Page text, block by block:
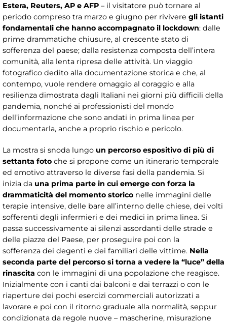
Estera, Reuters, AP e AFP – il visitatore può tornare al
periodo compreso tra marzo e giugno per rivivere gli istanti
fondamentali che hanno accompagnato il lockdown: dalle
prime drammatiche chiusure, al crescente stato di
sofferenza del paese; dalla resistenza composta dell’intera
comunità, alla lenta ripresa delle attività. Un viaggio
fotografico dedito alla documentazione storica e che, al
contempo, vuole rendere omaggio al coraggio e alla
resilienza dimostrata dagli Italiani nei giorni più difficili della
pandemia, nonché ai professionisti del mondo
dell’informazione che sono andati in prima linea per
documentarla, anche a proprio rischio e pericolo.
La mostra si snoda lungo un percorso espositivo di più di
settanta foto che si propone come un itinerario temporale
ed emotivo attraverso le diverse fasi della pandemia. Si
inizia da una prima parte in cui emerge con forza la
drammaticità del momento storico nelle immagini delle
terapie intensive, delle bare all’interno delle chiese, dei volti
sofferenti degli infermieri e dei medici in prima linea. Si
passa successivamente ai silenzi assordanti delle strade e
delle piazze del Paese, per proseguire poi con la
sofferenza dei degenti e dei familiari delle vittime. Nella
seconda parte del percorso si torna a vedere la “luce” della
rinascita con le immagini di una popolazione che reagisce.
Inizialmente con i canti dai balconi e dai terrazzi o con le
riaperture dei pochi esercizi commerciali autorizzati a
lavorare e poi con il ritorno graduale alla normalità, seppur
condizionata da regole nuove – mascherine, misurazione